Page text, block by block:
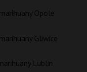
Opole
Gliwice
Lublin